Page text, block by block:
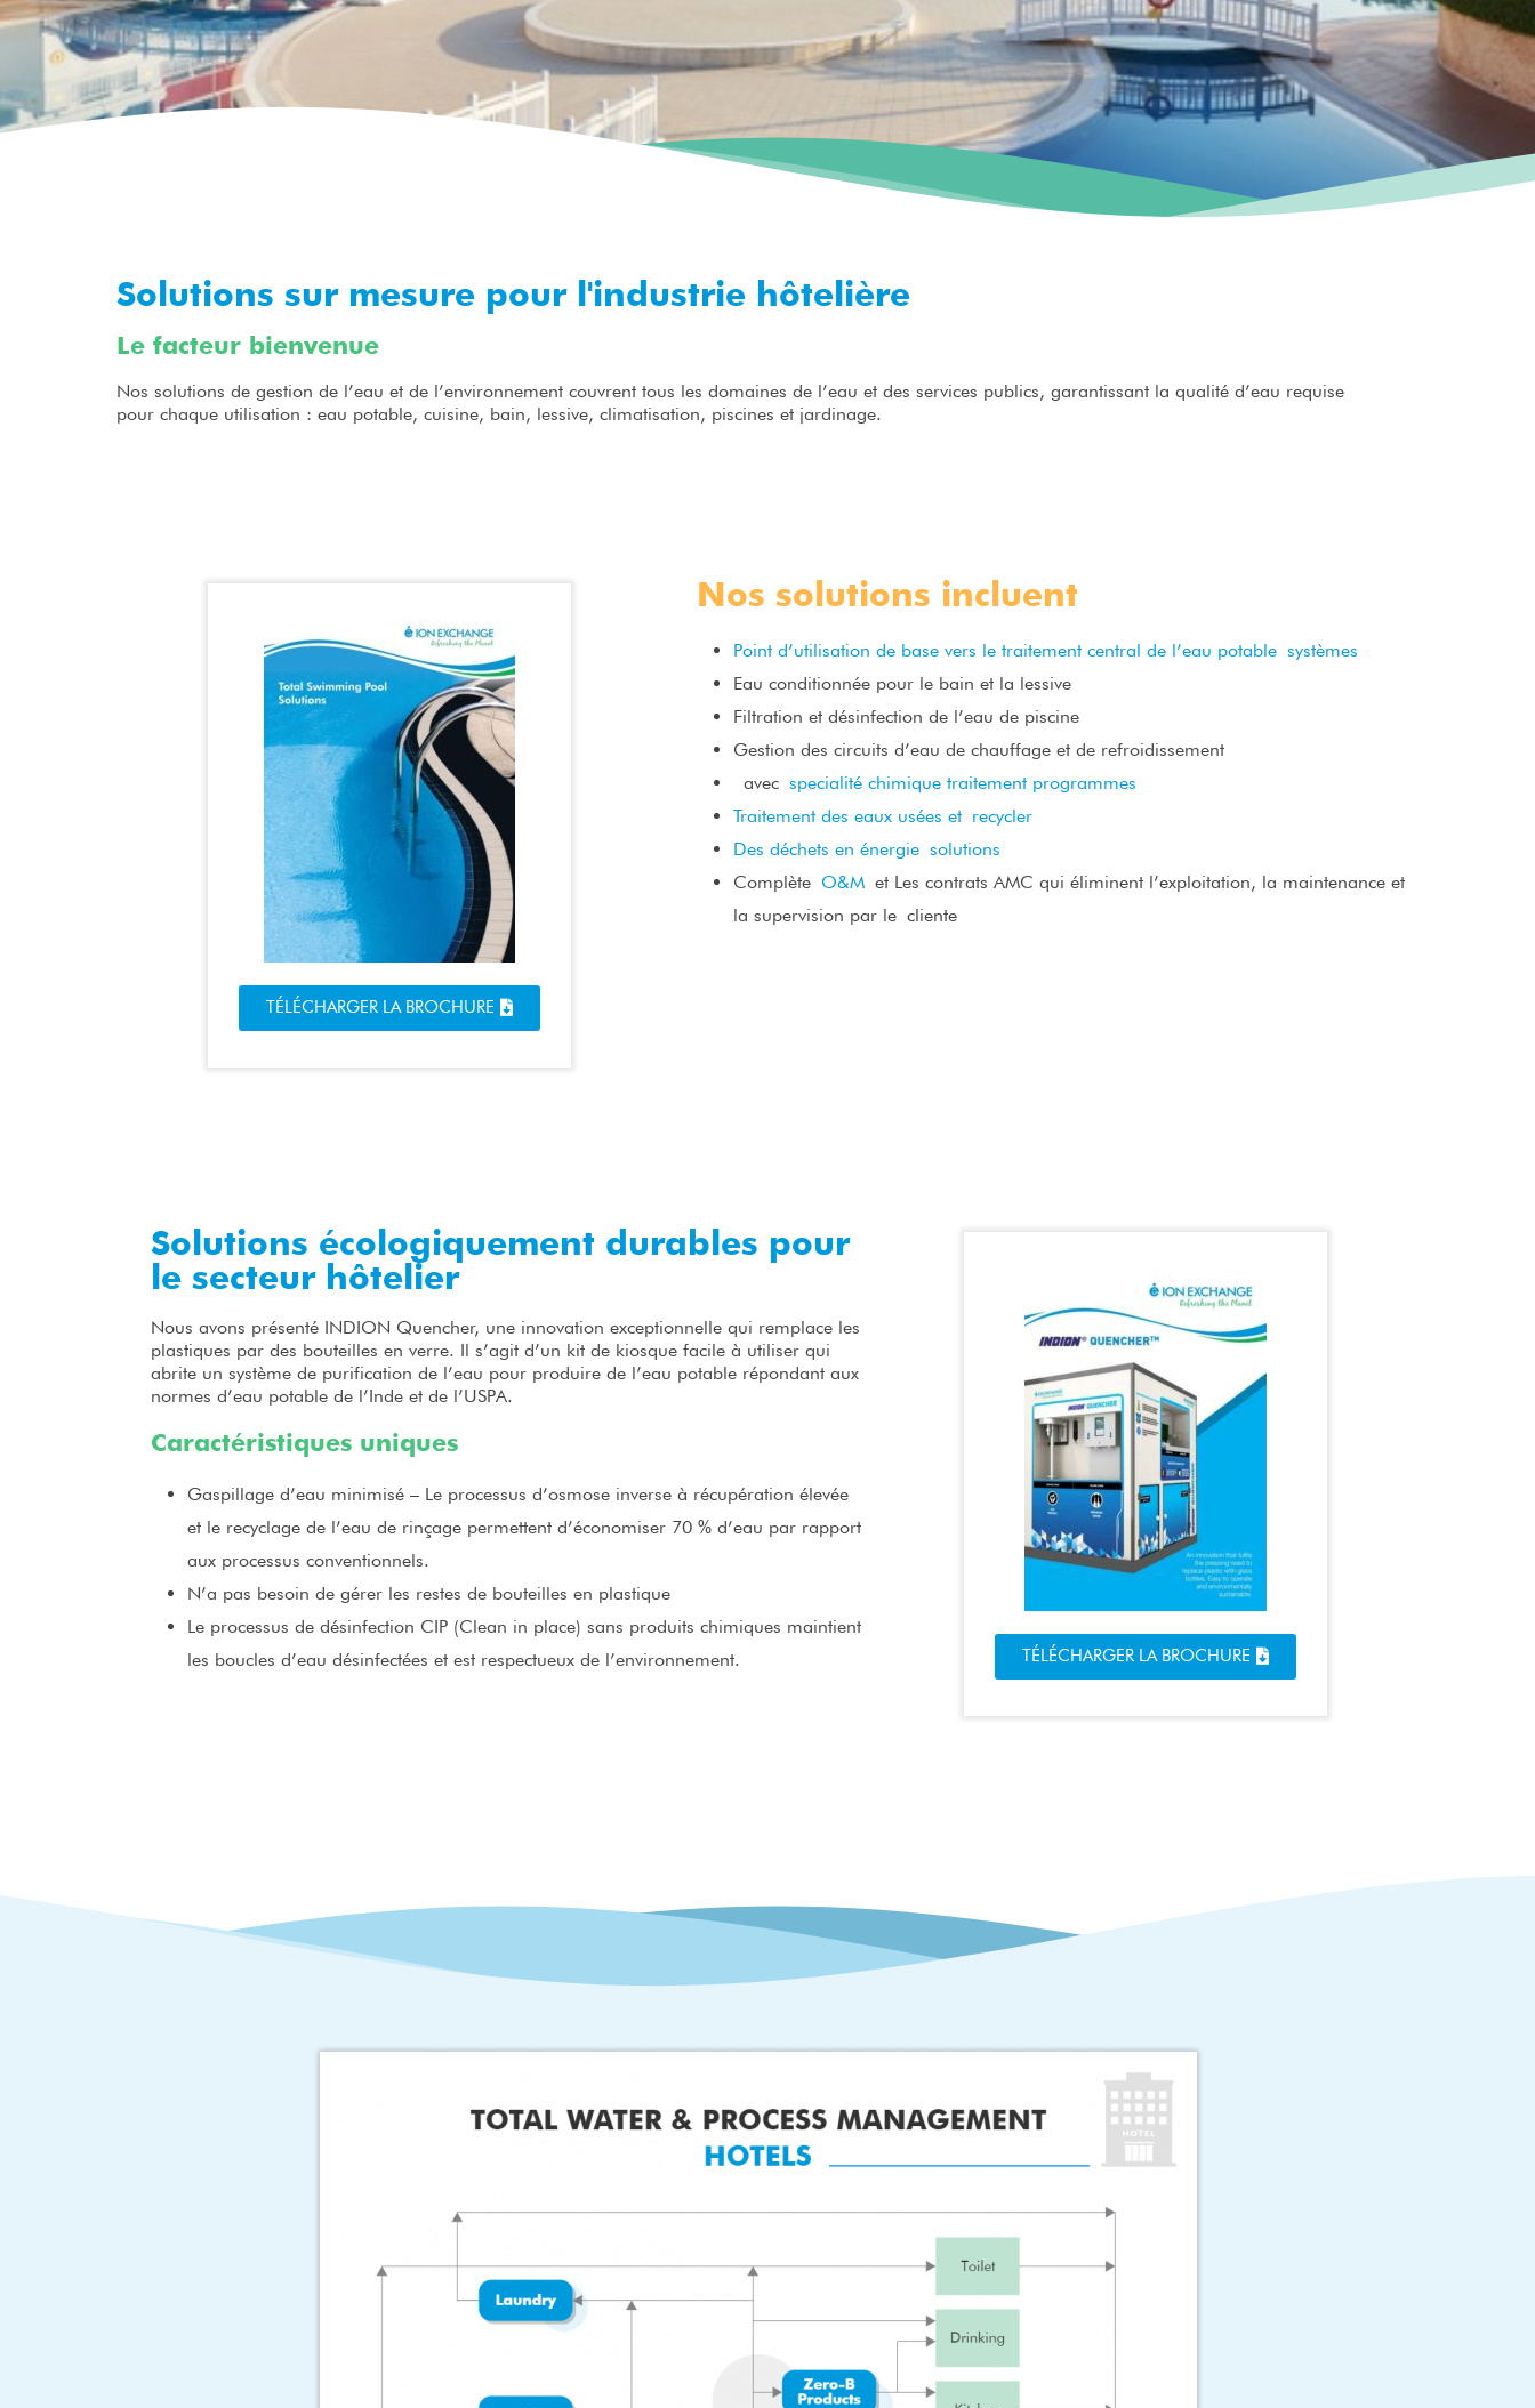
Solutions sur mesure pour l'industrie hôtelière
Le facteur bienvenue
Nos solutions de gestion de l’eau et de l’environnement couvrent tous les domaines de l’eau et des services publics, garantissant la qualité d’eau requise
pour chaque utilisation : eau potable, cuisine, bain, lessive, climatisation, piscines et jardinage.
TÉLÉCHARGER LA BROCHURE
Nos solutions incluent
Point d’utilisation de base vers le traitement central de l’eau potable systèmes
Eau conditionnée pour le bain et la lessive
Filtration et désinfection de l’eau de piscine
Gestion des circuits d’eau de chauffage et de refroidissement
avec specialité chimique traitement programmes
Traitement des eaux usées et recycler
Des déchets en énergie solutions
Complète O&M et Les contrats AMC qui éliminent l’exploitation, la maintenance et
la supervision par le cliente
Solutions écologiquement durables pour
le secteur hôtelier
Nous avons présenté INDION Quencher, une innovation exceptionnelle qui remplace les
plastiques par des bouteilles en verre. Il s’agit d’un kit de kiosque facile à utiliser qui
abrite un système de purification de l’eau pour produire de l’eau potable répondant aux
normes d’eau potable de l’Inde et de l’USPA.
Caractéristiques uniques
Gaspillage d’eau minimisé – Le processus d’osmose inverse à récupération élevée
et le recyclage de l’eau de rinçage permettent d’économiser 70 % d’eau par rapport
aux processus conventionnels.
N’a pas besoin de gérer les restes de bouteilles en plastique
Le processus de désinfection CIP (Clean in place) sans produits chimiques maintient
les boucles d’eau désinfectées et est respectueux de l’environnement.
TÉLÉCHARGER LA BROCHURE